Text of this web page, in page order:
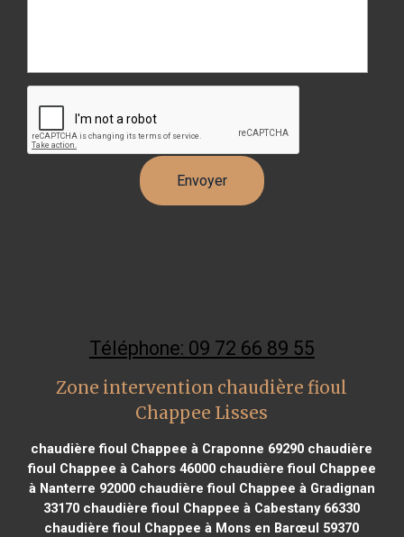
Téléphone: 09 72 66 89 55
Zone intervention chaudière fioul
Chappee Lisses
chaudière fioul Chappee à Craponne 69290 chaudière
fioul Chappee à Cahors 46000chaudière fioul Chappee
à Nanterre 92000chaudière fioul Chappee à Gradignan
33170 chaudière fioul Chappee à Cabestany 66330
chaudière fioul Chappee à Mons en Barœul 59370